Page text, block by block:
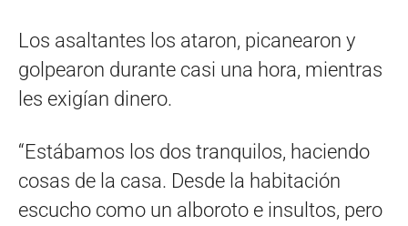
Los asaltantes los ataron, picanearon y
golpearon durante casi una hora, mientras
les exigían dinero.
“Estábamos los dos tranquilos, haciendo
cosas de la casa. Desde la habitación
escucho como un alboroto e insultos, pero